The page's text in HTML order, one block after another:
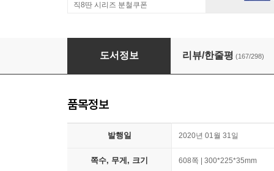
직8딴 시리즈 분철쿠폰
큰별쌤 최태성의 별★별 한국사 한국사능력검
도서정보 리뷰/한줄평 (167/298)
품목정보
발행일 2020년 01월 31일
쪽수, 무게, 크기 608쪽 | 300*225*35mm